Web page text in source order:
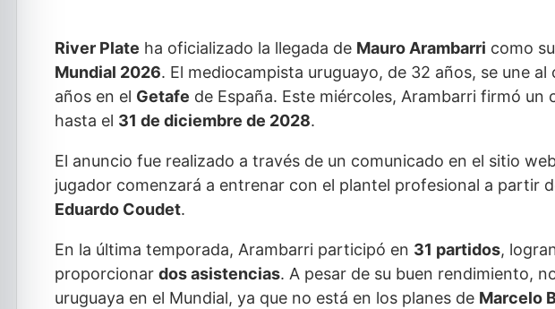
River Plate ha oficializado la llegada de Mauro Arambarri como
Mundial 2026. El mediocampista uruguayo, de 32 años, se une
años en el Getafe de España. Este miércoles, Arambarri firmó
hasta el 31 de diciembre de 2028.
El anuncio fue realizado a través de un comunicado en el sitio
jugador comenzará a entrenar con el plantel profesional a partir
Eduardo Coudet.
En la última temporada, Arambarri participó en 31 partidos,
proporcionar dos asistencias. A pesar de su buen rendimiento,
uruguaya en el Mundial, ya que no está en los planes de Marcelo